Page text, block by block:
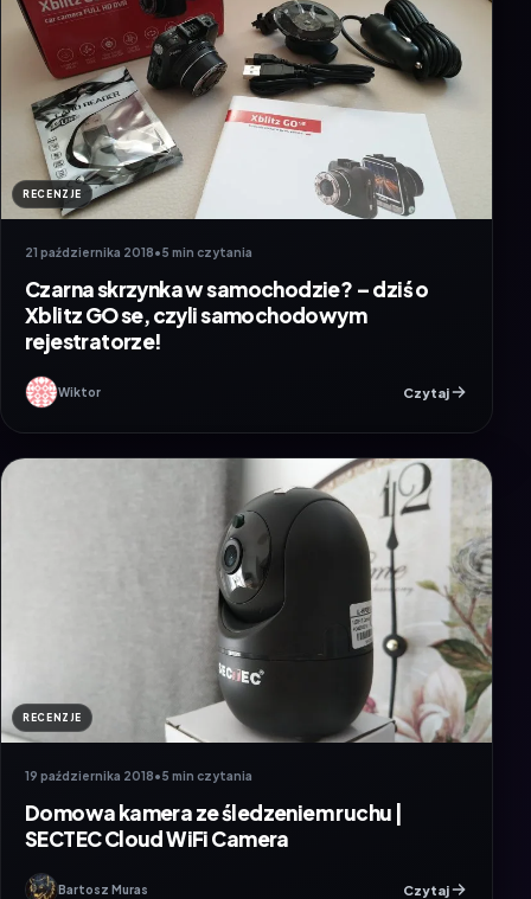
RECENZJE
21 października 2018•5 min czytania
Czarna skrzynka w samochodzie? – dziś o
Xblitz GO se, czyli samochodowym
rejestratorze!
Wiktor Czytaj
RECENZJE
19 października 2018•5 min czytania
Domowa kamera ze śledzeniem ruchu |
SECTEC Cloud WiFi Camera
Bartosz Muras Czytaj